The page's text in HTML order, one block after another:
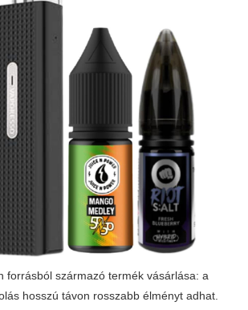
forrásból származó termék vásárlása: a
hosszú távon rosszabb élményt adhat.